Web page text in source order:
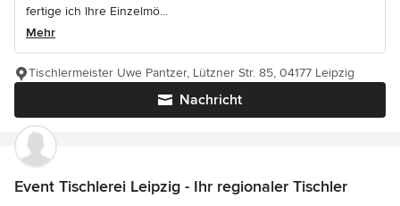
fertige ich Ihre Einzelmö...
Mehr
Nachricht
Tischlermeister Uwe Pantzer, Lützner Str. 85, 04177 Leipzig
Event Tischlerei Leipzig - Ihr regionaler Tischler